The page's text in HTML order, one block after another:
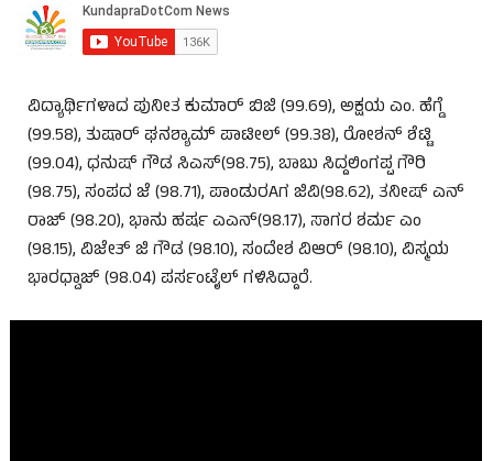
ವಿದ್ಯಾರ್ಥಿಗಳಾದ ಪುನೀತ ಕುಮಾರ್ ಬಿಜಿ (99.69), ಅಕ್ಷಯ ಎಂ. ಹೆಗ್ಡೆ
(99.58), ತುಷಾರ್ ಘನಶ್ಯಾಮ್ ಪಾಟೀಲ್ (99.38), ರೋಶನ್ ಶೆಟ್ಟಿ
(99.04), ಧನುಷ್ ಗೌಡ ಸಿಎಸ್(98.75), ಬಾಬು ಸಿದ್ದಲಿಂಗಪ್ಪ ಗೌರಿ
(98.75), ಸಂಪದ ಜೆ (98.71), ಪಾಂಡುರAಗ ಜಿವಿ(98.62), ತನೀಷ್ ಎನ್
ರಾಜ್ (98.20), ಭಾನು ಹರ್ಷ ಎಎನ್(98.17), ಸಾಗರ ಶರ್ಮ ಎಂ
(98.15), ವಿಜೇತ್ ಜಿ ಗೌಡ (98.10), ಸಂದೇಶ ವಿಆರ್ (98.10), ವಿಸ್ಮಯ
ಭಾರಧ್ವಾಜ್ (98.04) ಪರ್ಸಂಟೈಲ್ ಗಳಿಸಿದ್ದಾರೆ.